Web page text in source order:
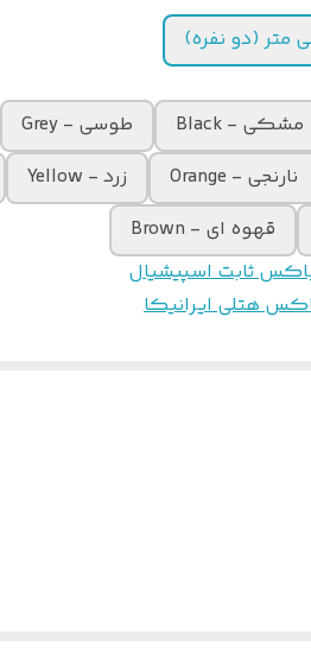
مشکی - Black طوسی - Grey
نارنجی - Orange زرد - Yellow
قهوه ای - Brown
ثابت اسپیشیال
هتلی ایرانیکا